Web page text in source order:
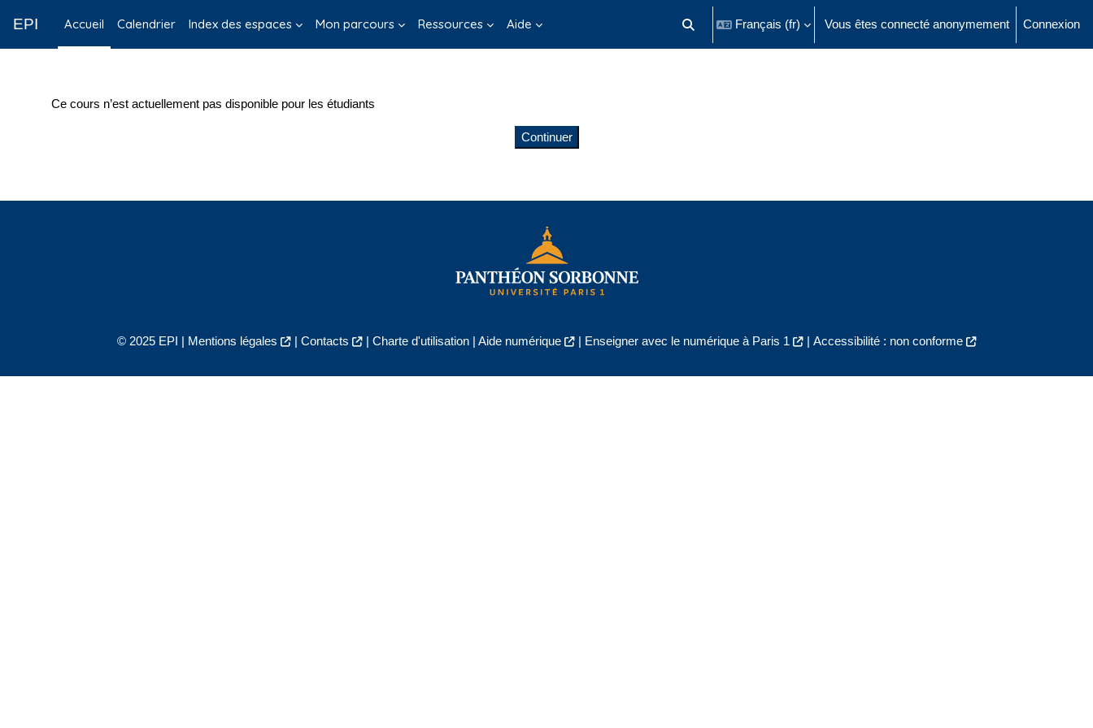
EPI Accueil Calendrier Index des espaces Mon parcours Ressources Aide Activer/désactiver la saisie de recherche
Français ‎(fr)‎ Vous êtes connecté anonymement Connexion
Ce cours n’est actuellement pas disponible pour les étudiants
Continuer
© 2025 EPI | Mentions légales | Contacts | Charte d'utilisation| Aide numérique | Enseigner avec le numérique à Paris 1 | Accessibilité : non conforme